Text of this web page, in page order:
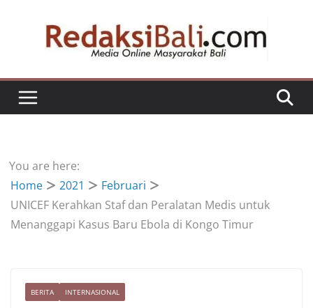
You are here:
Home
2021
Februari
UNICEF Kerahkan Staf dan Peralatan Medis untuk
Menanggapi Kasus Baru Ebola di Kongo Timur
BERITA INTERNASIONAL